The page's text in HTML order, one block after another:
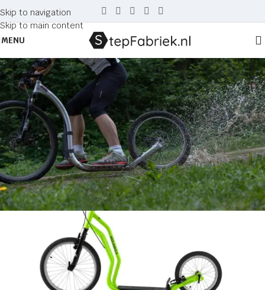
Skip to navigation
Skip to main content
MENU
Tag Archives: zwart
Home Posts Tagged "zwart"